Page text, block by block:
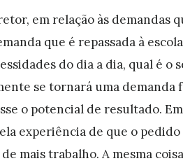
em relação às demandas
que é repassada à
do dia a dia, qual é o
se tornará uma demanda
o potencial de resultado.
experiência de que o pedido
mais trabalho. A mesma